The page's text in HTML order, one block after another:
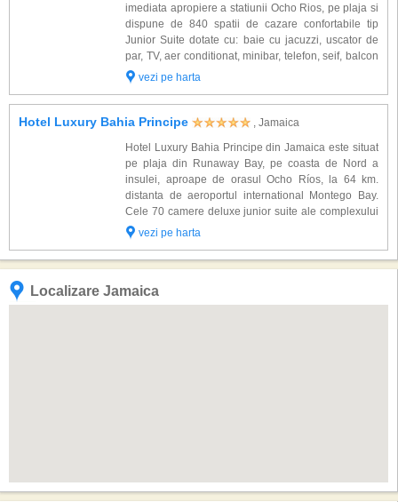
imediata apropiere a statiunii Ocho Rios, pe plaja si
dispune de 840 spatii de cazare confortabile tip
Junior Suite dotate cu: baie cu jacuzzi, uscator de
par, TV, aer conditionat, minibar, telefon, seif, balcon
cu vedere spre piscina sau ocean. Alte facilitati de
vezi pe harta
Hotel Luxury Bahia Principe
, Jamaica
Hotel Luxury Bahia Principe din Jamaica este situat
pe plaja din Runaway Bay, pe coasta de Nord a
insulei, aproape de orasul Ocho Ríos, la 64 km.
distanta de aeroportul international Montego Bay.
Cele 70 camere deluxe junior suite ale complexului
construit in stil Victorian sunt amenajate intr-un
vezi pe harta
Localizare Jamaica